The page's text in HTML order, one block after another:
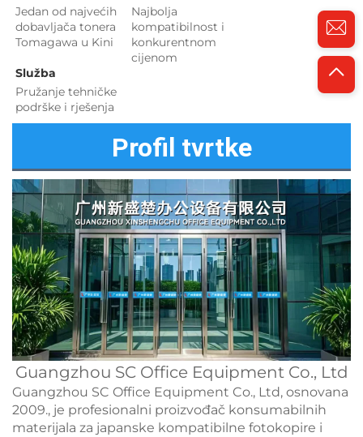
Jedan od najvećih
dobavljača tonera
Tomagawa u Kini
Najbolja
konkurentnom
cijenom
Služba
Pružanje tehničke
podrške i rješenja
Profil tvrtke
Guangzhou SC Office Equipment Co., Ltd
Guangzhou SC Office Equipment Co., Ltd, osnovana
2009., je profesionalni proizvođač konsumabilnih
materijala za japanske kompatibilne fotokopire i